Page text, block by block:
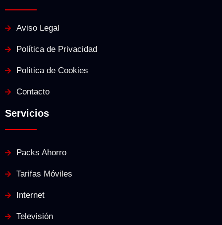
Aviso Legal
Política de Privacidad
Política de Cookies
Contacto
Servicios
Packs Ahorro
Tarifas Móviles
Internet
Televisión